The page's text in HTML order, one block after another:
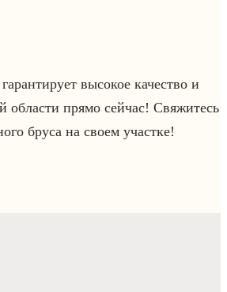
высокое качество и
области прямо сейчас! Свяжитесь
бруса на своем участке!